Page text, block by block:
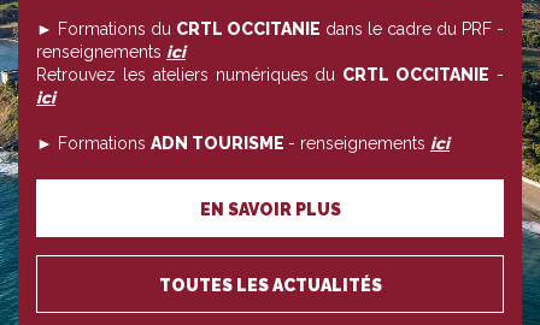
► Formations du CRTL OCCITANIE dans le cadre du PRF -
renseignements ici
Retrouvez les ateliers numériques du CRTL OCCITANIE -
ici
► Formations ADN TOURISME - renseignements ici
EN SAVOIR PLUS
TOUTES LES ACTUALITÉS